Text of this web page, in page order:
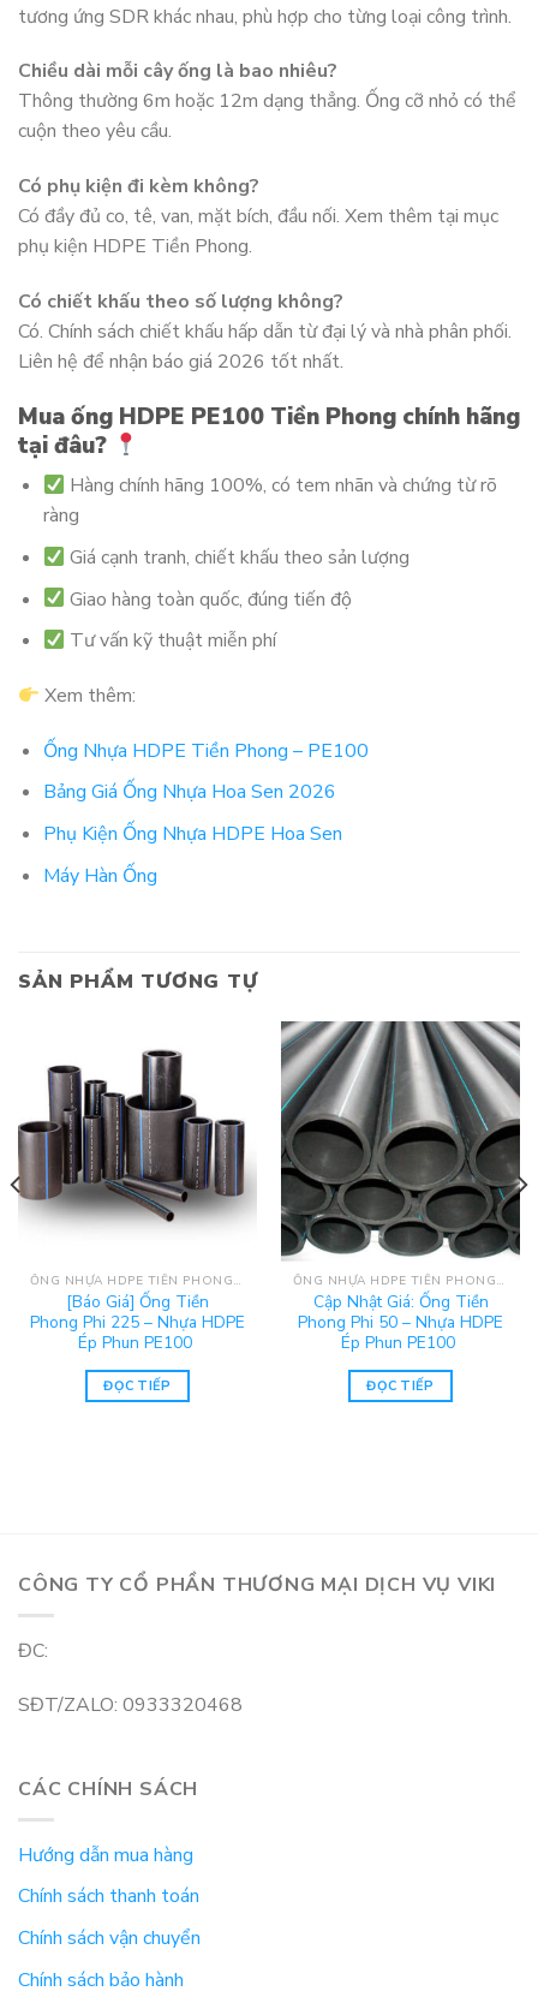
tương ứng SDR khác nhau, phù hợp cho từng loại công trình.
Chiều dài mỗi cây ống là bao nhiêu?
Thông thường 6m hoặc 12m dạng thẳng. Ống cỡ nhỏ có thể
cuộn theo yêu cầu.
Có phụ kiện đi kèm không?
Có đầy đủ co, tê, van, mặt bích, đầu nối. Xem thêm tại mục
phụ kiện HDPE Tiền Phong.
Có chiết khấu theo số lượng không?
Có. Chính sách chiết khấu hấp dẫn từ đại lý và nhà phân phối.
Liên hệ để nhận báo giá 2026 tốt nhất.
Mua ống HDPE PE100 Tiền Phong chính hãng
tại đâu?
Hàng chính hãng 100%, có tem nhãn và chứng từ rõ
ràng
Giá cạnh tranh, chiết khấu theo sản lượng
Giao hàng toàn quốc, đúng tiến độ
Tư vấn kỹ thuật miễn phí
Xem thêm:
Ống Nhựa HDPE Tiền Phong – PE100
Bảng Giá Ống Nhựa Hoa Sen 2026
Phụ Kiện Ống Nhựa HDPE Hoa Sen
Máy Hàn Ống
SẢN PHẨM TƯƠNG TỰ
ỐNG NHỰA HDPE TIỀN PHONG - PE100
[Báo Giá] Ống Tiền
Phong Phi 225 – Nhựa HDPE
Ép Phun PE100
ĐỌC TIẾP
ỐNG NHỰA HDPE TIỀN PHONG - PE100
Cập Nhật Giá: Ống Tiền
Phong Phi 50 – Nhựa HDPE
Ép Phun PE100
ĐỌC TIẾP
CÔNG TY CỔ PHẦN THƯƠNG MẠI DỊCH VỤ VIKI
ĐC:
SĐT/ZALO: 0933320468
CÁC CHÍNH SÁCH
Hướng dẫn mua hàng
Chính sách thanh toán
Chính sách vận chuyển
Chính sách bảo hành